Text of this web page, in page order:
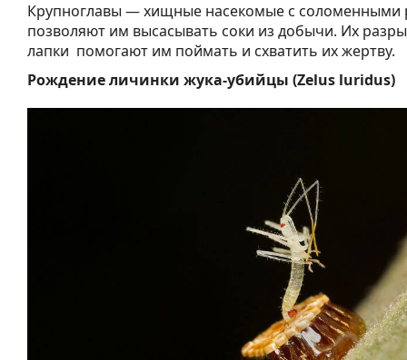
Крупноглавы — хищные насекомые с соломенными
позволяют им высасывать соки из добычи. Их
лапки помогают им поймать и схватить их жертву.
Рождение личинки жука-убийцы (Zelus luridus)